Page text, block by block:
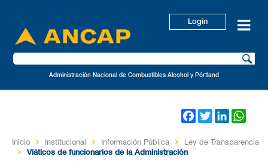
Administración Nacional de Combustibles Alcohol y Pórtland
Login
Facebook
TwitterLinkedIn
Inicio Institucional Información Pública
Ley de Transparencia
Viáticos de funcionarios de la Administración